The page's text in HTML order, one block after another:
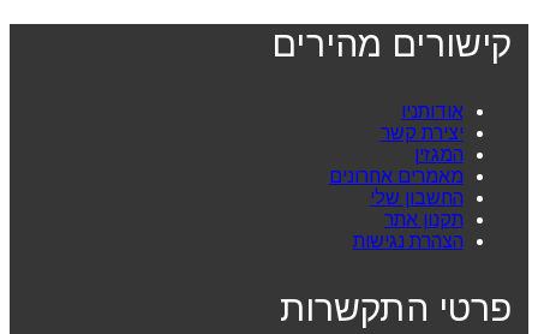
קישורים מהירים
אודותניו
יצירת קשר
המגזין
מאמרים אחרונים
החשבון שלי
תקנון אתר
הצהרת נגישות
פרטי התקשרות